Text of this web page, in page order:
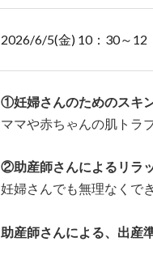
2026/6/5(金) 10：30～12
①妊婦さんのためのスキ
ママや赤ちゃんの肌トラ
②助産師さんによるリラ
妊婦さんでも無理なくで
助産師さんによる、出産